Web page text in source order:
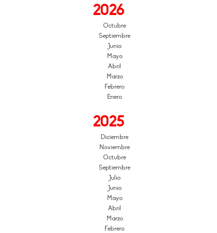
2026
Octubre
Septiembre
Junio
Mayo
Abril
Marzo
Febrero
Enero
2025
Diciembre
Noviembre
Octubre
Septiembre
Julio
Junio
Mayo
Abril
Marzo
Febrero